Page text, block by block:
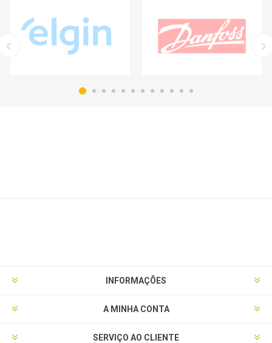
INFORMAÇÕES
A MINHA CONTA
SERVIÇO AO CLIENTE